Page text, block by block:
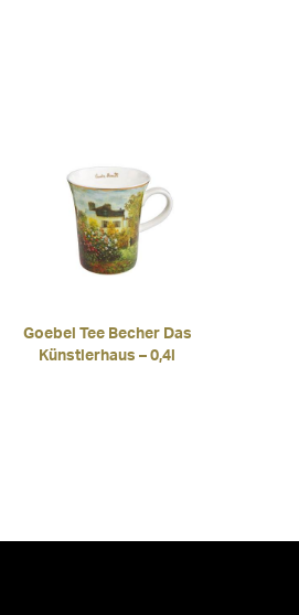
Goebel Tee Becher Das
Künstlerhaus – 0,4l